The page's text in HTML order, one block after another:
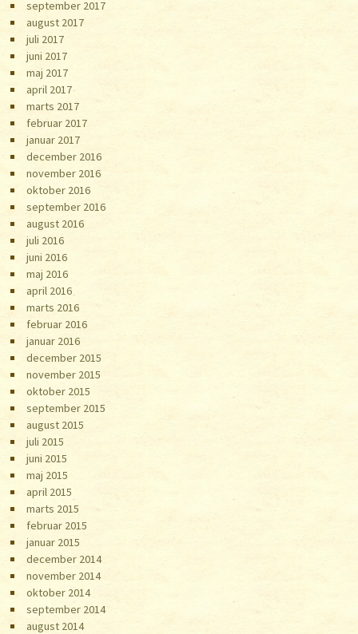
september 2017
august 2017
juli 2017
juni 2017
maj 2017
april 2017
marts 2017
februar 2017
januar 2017
december 2016
november 2016
oktober 2016
september 2016
august 2016
juli 2016
juni 2016
maj 2016
april 2016
marts 2016
februar 2016
januar 2016
december 2015
november 2015
oktober 2015
september 2015
august 2015
juli 2015
juni 2015
maj 2015
april 2015
marts 2015
februar 2015
januar 2015
december 2014
november 2014
oktober 2014
september 2014
august 2014